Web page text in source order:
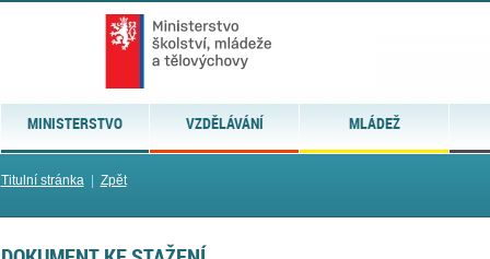
MINISTERSTVO VZDĚLÁVÁNÍ MLÁDEŽ
Titulní stránka| Zpět